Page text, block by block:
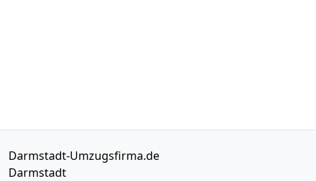
Darmstadt-Umzugsfirma.de
Darmstadt